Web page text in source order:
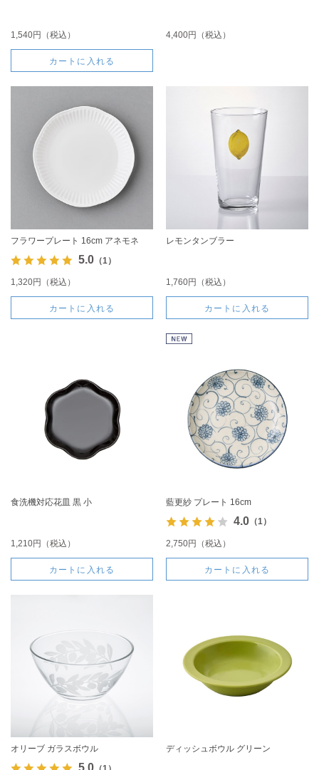
1,540円（税込）
カートに入れる
4,400円（税込）
フラワープレート 16cm アネモネ
5.0（1）
1,320円（税込）
カートに入れる
レモンタンブラー
1,760円（税込）
カートに入れる
食洗機対応花皿 黒 小
1,210円（税込）
カートに入れる
藍更紗 プレート 16cm
4.0（1）
2,750円（税込）
カートに入れる
オリーブ ガラスボウル ディッシュボウル グリーン